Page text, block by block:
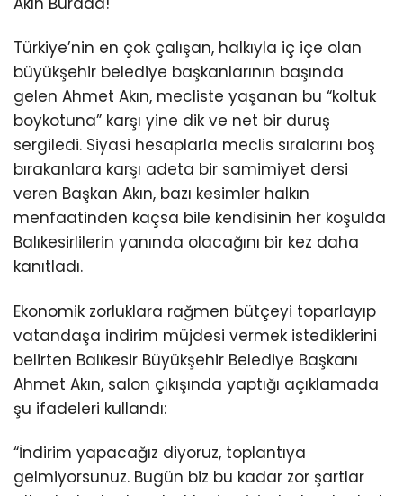
Türkiye’nin en çok çalışan, halkıyla iç içe olan
büyükşehir belediye başkanlarının başında
gelen Ahmet Akın, mecliste yaşanan bu “koltuk
boykotuna” karşı yine dik ve net bir duruş
sergiledi. Siyasi hesaplarla meclis sıralarını boş
bırakanlara karşı adeta bir samimiyet dersi
veren Başkan Akın, bazı kesimler halkın
menfaatinden kaçsa bile kendisinin her koşulda
Balıkesirlilerin yanında olacağını bir kez daha
kanıtladı.
Ekonomik zorluklara rağmen bütçeyi toparlayıp
vatandaşa indirim müjdesi vermek istediklerini
belirten Balıkesir Büyükşehir Belediye Başkanı
Ahmet Akın, salon çıkışında yaptığı açıklamada
şu ifadeleri kullandı:
“İndirim yapacağız diyoruz, toplantıya
gelmiyorsunuz. Bugün biz bu kadar zor şartlar